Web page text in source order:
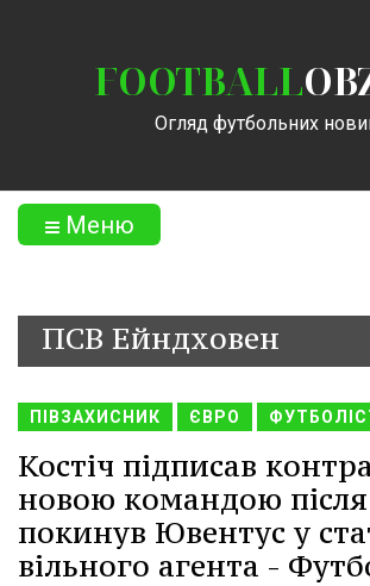
FOOTBALL
Огляд футбольних
Меню
ПСВ Ейндховен
ПІВЗАХИСНИК ЄВРО
Костіч підписав
новою командою
покинув Ювентус у
вільного агента -